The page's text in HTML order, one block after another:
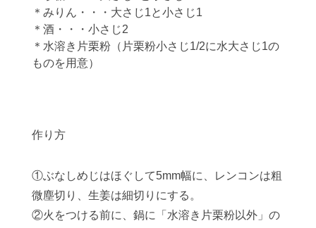
＊みりん・・・大さじ1と小さじ1
＊酒・・・小さじ2
＊水溶き片栗粉（片栗粉小さじ1/2に水大さじ1の
ものを用意）
作り方
①ぶなしめじはほぐして5mm幅に、レンコンは粗
微塵切り、生姜は細切りにする。
②火をつける前に、鍋に「水溶き片栗粉以外」の